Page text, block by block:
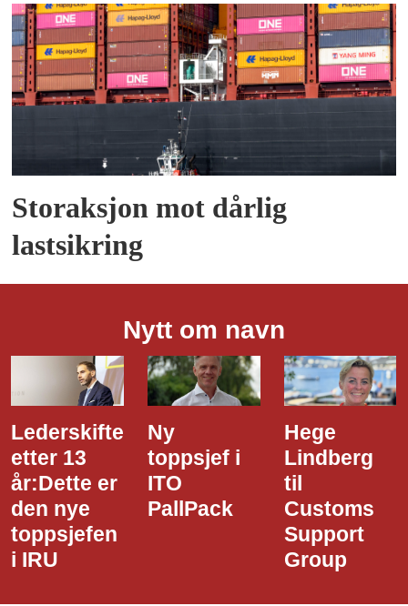
Storaksjon mot dårlig
lastsikring
Nytt om navn
Ny
toppsjef i
ITO
PallPack
Hege
Lindberg
til
Customs
Dette er
den nye
i Narvik
Havn